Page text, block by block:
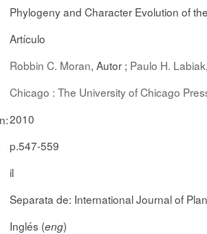
Phylogeny and Character Evolution of
Artículo
Robbin C. Moran, Autor ; Paulo H. Labiak
Chicago : The University of Chicago
2010
p.547-559
il
Separata de: International Journal of
Inglés (eng)